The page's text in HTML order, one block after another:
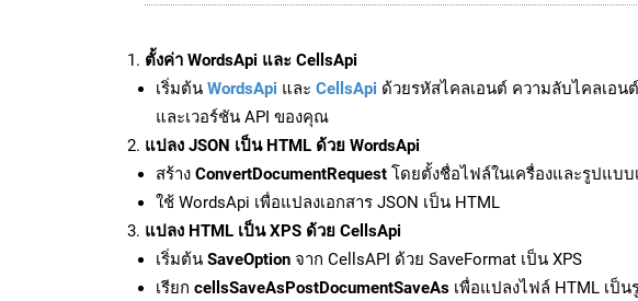
ตั้งค่า WordsApi และ CellsApi
เริ่มต้น WordsApi และ CellsApi ด้วยรหัสไคลเอนต์ ความลับไคลเอน
และเวอร์ชัน API ของคุณ
แปลง JSON เป็น HTML ด้วย WordsApi
สร้าง ConvertDocumentRequest โดยตั้งชื่อไฟล์ในเครื่องและรูปแบบ
ใช้ WordsApi เพื่อแปลงเอกสาร JSON เป็น HTML
แปลง HTML เป็น XPS ด้วย CellsApi
เริ่มต้น SaveOption จาก CellsAPI ด้วย SaveFormat เป็น XPS
เรียก cellsSaveAsPostDocumentSaveAs เพื่อแปลงไฟล์ HTML เป็